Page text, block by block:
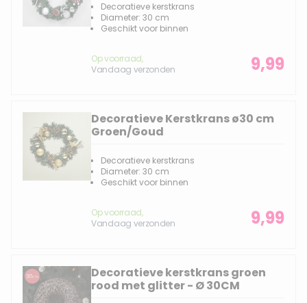
Decoratieve kerstkrans
Diameter: 30 cm
Geschikt voor binnen
Op voorraad,
Vandaag verzonden
9,99
Decoratieve Kerstkrans ø30 cm
Groen/Goud
Decoratieve kerstkrans
Diameter: 30 cm
Geschikt voor binnen
Op voorraad,
Vandaag verzonden
9,99
Decoratieve kerstkrans groen
rood met glitter - Ø 30CM